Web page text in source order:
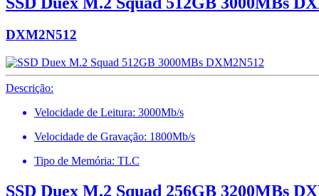
DXM2N512
Descrição:
Velocidade de Leitura: 3000Mb/s
Velocidade de Gravação: 1800Mb/s
Tipo de Memória: TLC
SSD Duex M.2 Squad 256GB 3200MBs